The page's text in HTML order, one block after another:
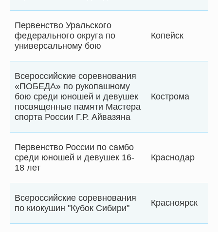
Первенство Уральского
федерального округа по
универсальному бою
Копейск
Всероссийские соревнования
«ПОБЕДА» по рукопашному
бою среди юношей и девушек
посвященные памяти Мастера
спорта России Г.Р. Айвазяна
Кострома
Первенство России по самбо
среди юношей и девушек 16-
18 лет
Краснодар
Всероссийские соревнования
по киокушин "Кубок Сибири"
Красноярск